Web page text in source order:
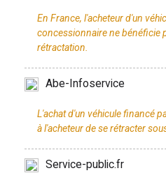
En France, l'acheteur d'un
concessionnaire ne bénéficie
Abe-Infoservice
L'achat d'un véhicule financé
Service-public.fr